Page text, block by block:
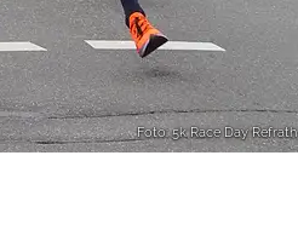
Foto: 5k Race Day Refrath